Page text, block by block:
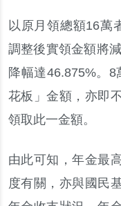
以原月領總額16萬
調整後實領金額將
降幅達46.875%。
花板」金額，亦即
領取此一金額。
由此可知，年金最
度有關，亦與國民